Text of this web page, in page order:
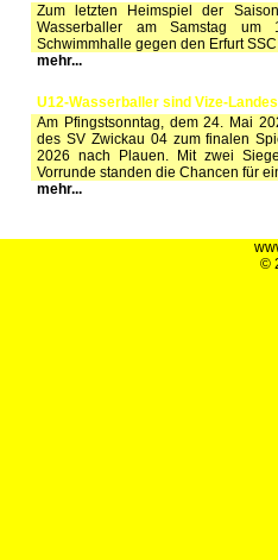
Zum letzten Heimspiel der
Wasserballer am Samstag
Schwimmhalle gegen den Erfurt
mehr...
U12-Wasserballer sind Vize-
Am Pfingstsonntag, dem 24. Mai
des SV Zwickau 04 zum finalen
2026 nach Plauen. Mit zwei
Vorrunde standen die Chancen für
mehr...
©